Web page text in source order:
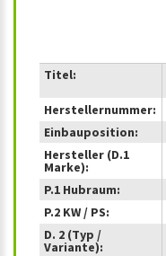
Titel:
Herstellernummer:
Einbauposition:
Hersteller (D.1
Marke):
P.1 Hubraum:
P.2 KW / PS:
D. 2 (Typ /
Variante):